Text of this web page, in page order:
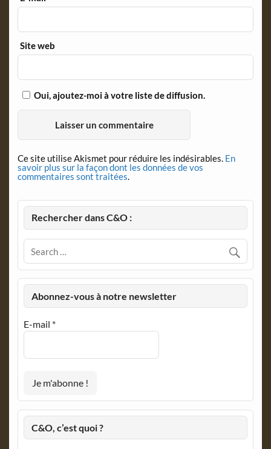
Site web
Oui, ajoutez-moi à votre liste de diffusion.
Ce site utilise Akismet pour réduire les indésirables. En
savoir plus sur la façon dont les données de vos
commentaires sont traitées.
Rechercher dans C&O :
Abonnez-vous à notre newsletter
E-mail *
C&O, c’est quoi ?